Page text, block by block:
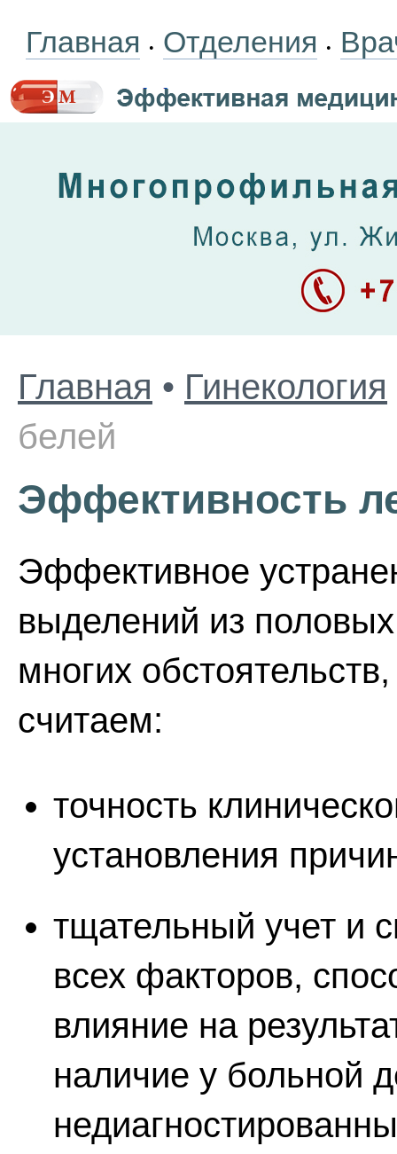
Главная • Отделения •
Главная • Гинекология
белей
Эффективность
Эффективное
выделений из
многих
считаем:
точность
установления
тщательный учет и
всех факторов,
влияние на
наличие у больной